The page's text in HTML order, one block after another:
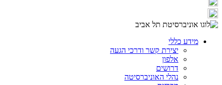
מידע כללי
יצירת קשר ודרכי הגעה
אלפון
דרושים
נהלי האוניברסיטה